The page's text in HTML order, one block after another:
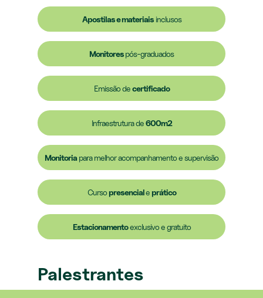
Apostilas e materiaisinclusos
Monitorespós-graduados
Emissão decertificado
Infraestrutura de600m2
Monitoriapara melhor acompanhamento e supervisão
Cursopresenciale prático
Estacionamentoexclusivo e gratuito
Palestrantes